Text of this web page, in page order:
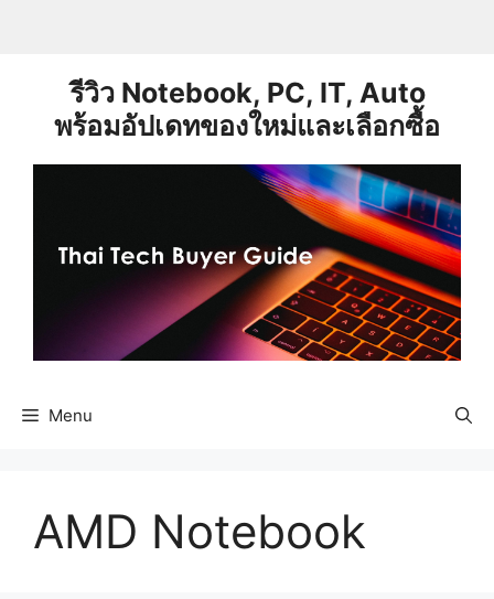
รีวิว Notebook, PC, IT, Auto
พร้อมอัปเดทของใหม่และเลือกซื้อ
Menu
AMD Notebook